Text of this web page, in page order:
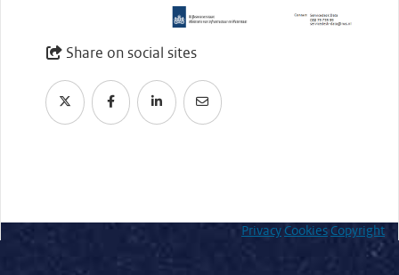
Share on social sites
Privacy Cookies Copyright